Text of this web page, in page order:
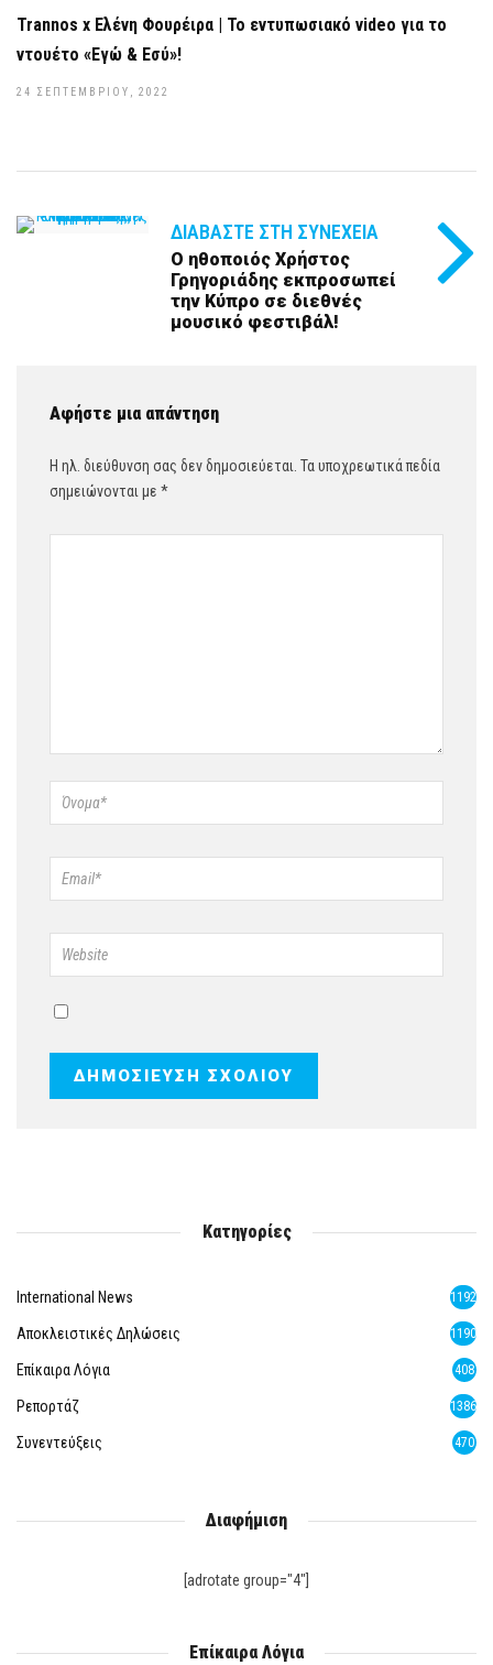
Trannos x Ελένη Φουρέιρα | Το εντυπωσιακό video για το
ντουέτο «Εγώ & Εσύ»!
24 ΣΕΠΤΕΜΒΡΊΟΥ, 2022
ΔΙΑΒΆΣΤΕ ΣΤΗ ΣΥΝΈΧΕΙΑ
O ηθοποιός Xρήστος
Γρηγοριάδης εκπροσωπεί
την Κύπρο σε διεθνές
μουσικό φεστιβάλ!
Αφήστε μια απάντηση
Η ηλ. διεύθυνση σας δεν δημοσιεύεται. Τα υποχρεωτικά πεδία
σημειώνονται με *
Κατηγορίες
International News 1192
Αποκλειστικές Δηλώσεις 1190
Επίκαιρα Λόγια 408
Ρεπορτάζ 1386
Συνεντεύξεις 470
Διαφήμιση
[adrotate group="4"]
Επίκαιρα Λόγια